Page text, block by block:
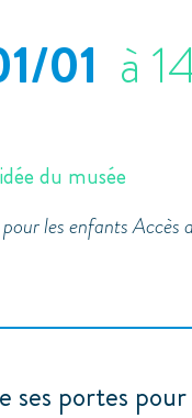
01 à
du musée
les enfants Accès
ses portes